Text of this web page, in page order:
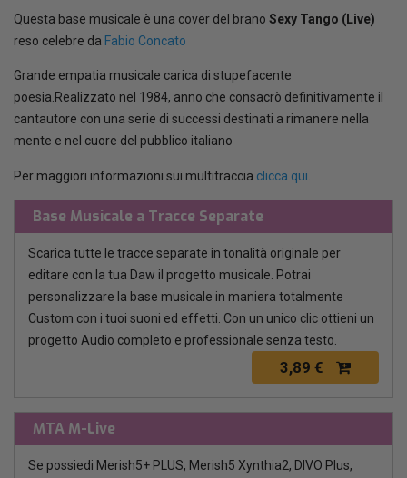
Questa base musicale è una cover del brano Sexy Tango (Live)
reso celebre da Fabio Concato
Grande empatia musicale carica di stupefacente
poesia.Realizzato nel 1984, anno che consacrò definitivamente il
cantautore con una serie di successi destinati a rimanere nella
mente e nel cuore del pubblico italiano
Per maggiori informazioni sui multitraccia clicca qui
Base Musicale a Tracce Separate
Scarica tutte le tracce separate in tonalità originale per
editare con la tua Daw il progetto musicale. Potrai
personalizzare la base musicale in maniera totalmente
Custom con i tuoi suoni ed effetti. Con un unico clic ottieni un
progetto Audio completo e professionale senza testo.
3,89 €
MTA M-Live
Se possiedi Merish5+ PLUS, Merish5 Xynthia2, DIVO Plus,